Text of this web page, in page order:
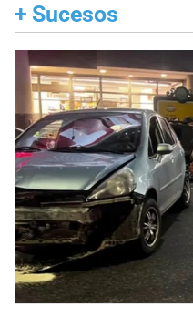
+ Sucesos